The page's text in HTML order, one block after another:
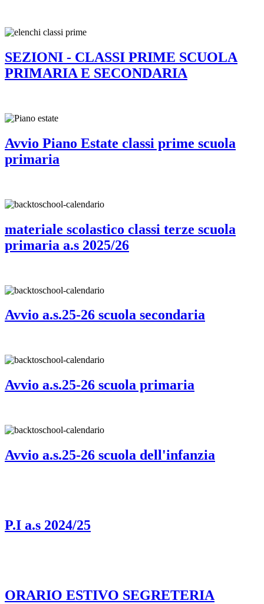
SEZIONI - CLASSI PRIME SCUOLA
PRIMARIA E SECONDARIA
Avvio Piano Estate classi prime scuola
primaria
materiale scolastico classi terze scuola
primaria a.s 2025/26
Avvio a.s.25-26 scuola secondaria
Avvio a.s.25-26 scuola primaria
Avvio a.s.25-26 scuola dell'infanzia
P.I a.s 2024/25
ORARIO ESTIVO SEGRETERIA